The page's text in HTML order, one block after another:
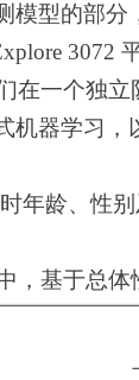
型的部
3072
一个独立
器学习
年龄、性
，基于总